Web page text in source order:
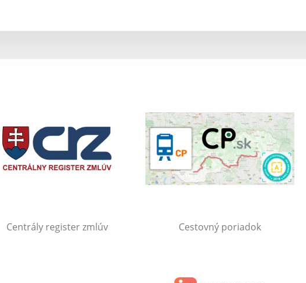
Centrály register zmlúv Cestovný poriadok